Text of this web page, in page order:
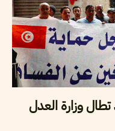
وزارة العدل